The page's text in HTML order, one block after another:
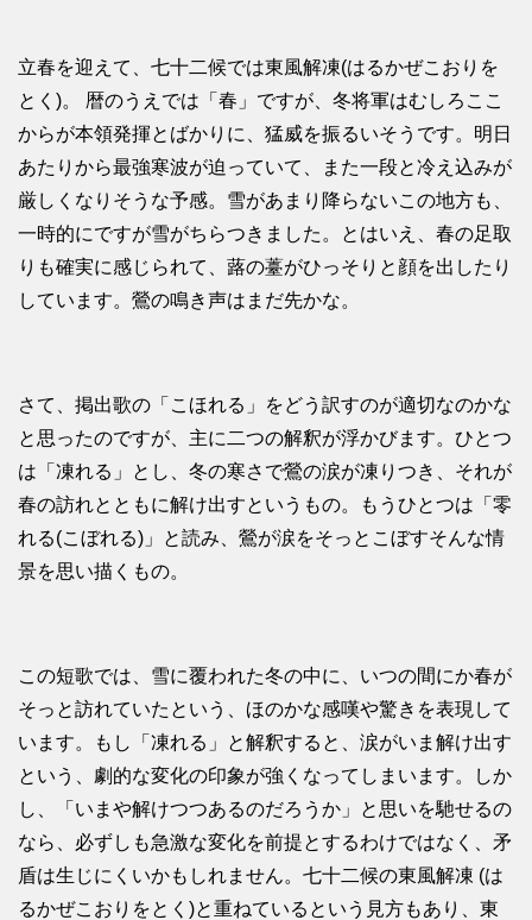
立春を迎えて、七十二候では東風解凍(はるかぜこおりを
とく)。 暦のうえでは「春」ですが、冬将軍はむしろここ
からが本領発揮とばかりに、猛威を振るいそうです。明日
あたりから最強寒波が迫っていて、また一段と冷え込みが
厳しくなりそうな予感。雪があまり降らないこの地方も、
一時的にですが雪がちらつきました。とはいえ、春の足取
りも確実に感じられて、蕗の薹がひっそりと顔を出したり
しています。鶯の鳴き声はまだ先かな。
さて、掲出歌の「こほれる」をどう訳すのが適切なのかな
と思ったのですが、主に二つの解釈が浮かびます。ひとつ
は「凍れる」とし、冬の寒さで鶯の涙が凍りつき、それが
春の訪れとともに解け出すというもの。もうひとつは「零
れる(こぼれる)」と読み、鶯が涙をそっとこぼすそんな情
景を思い描くもの。
この短歌では、雪に覆われた冬の中に、いつの間にか春が
そっと訪れていたという、ほのかな感嘆や驚きを表現して
います。もし「凍れる」と解釈すると、涙がいま解け出す
という、劇的な変化の印象が強くなってしまいます。しか
し、「いまや解けつつあるのだろうか」と思いを馳せるの
なら、必ずしも急激な変化を前提とするわけではなく、矛
盾は生じにくいかもしれません。七十二候の東風解凍 (は
るかぜこおりをとく)と重ねているという見方もあり、東